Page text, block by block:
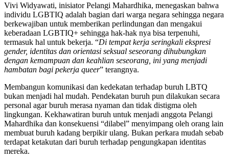
Vivi Widyawati, inisiator Pelangi Mahardhika, menegaskan bahwa
individu LGBTIQ adalah bagian dari warga negara sehingga negara
berkewajiban untuk memberikan perlindungan dan mengakui
keberadaan LGBTIQ+ sehingga hak-hak nya bisa terpenuhi,
termasuk hal untuk bekerja. “Di tempat kerja seringkali ekspresi
gender, identitas dan orientasi seksual seseorang dihubungkan
dengan kemampuan dan keahlian seseorang, ini yang menjadi
hambatan bagi pekerja queer” terangnya.
Membangun komunikasi dan kedekatan terhadap buruh LBTQ
bukan menjadi hal mudah. Pendekatan buruh pun dilakukan secara
personal agar buruh merasa nyaman dan tidak distigma oleh
lingkungan. Kekhawatiran buruh untuk menjadi anggota Pelangi
Mahardhika dan konsekuensi “dilabel” menyimpang oleh orang lain
membuat buruh kadang berpikir ulang. Bukan perkara mudah sebab
terdapat ketakutan dari buruh terhadap pengungkapan identitas
mereka.